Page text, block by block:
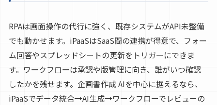
RPAは画面操作の代行に強く、既存システムがAPI未整備
でも動かせます。iPaaSはSaaS間の連携が得意で、フォー
ム回答やスプレッドシートの更新をトリガーにできま
す。ワークフローは承認や版管理に向き、誰がいつ確認
したかを残せます。企画書作成 AIを中心に据えるなら、
iPaaSでデータ統合→AI生成→ワークフローでレビューの